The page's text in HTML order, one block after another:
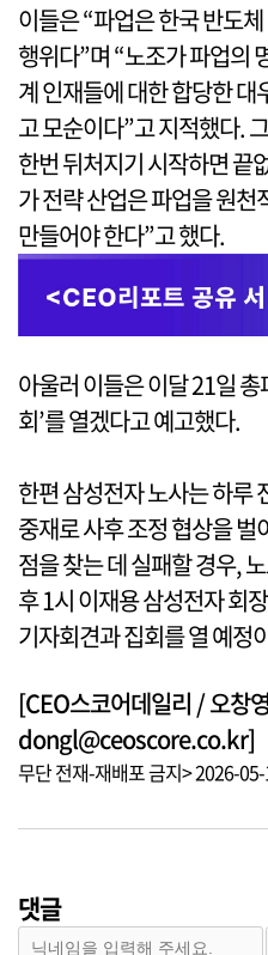
이들은 “파업은 한국 반도
행위다”며 “노조가 파업의
계 인재들에 대한 합당한
고 모순이다”고 지적했다.
한번 뒤처지기 시작하면 끝
가 전략 산업은 파업을 원
만들어야 한다”고 했다.
아울러 이들은 이달 21일
회’를 열겠다고 예고했다.
한편 삼성전자 노사는 하루
중재로 사후 조정 협상을
점을 찾는 데 실패할 경우,
후 1시 이재용 삼성전자 회
기자회견과 집회를 열 예정
[CEO스코어데일리 / 오창
dongl@ceoscore.co.kr]
무단 전재-재배포 금지> 2026-
댓글